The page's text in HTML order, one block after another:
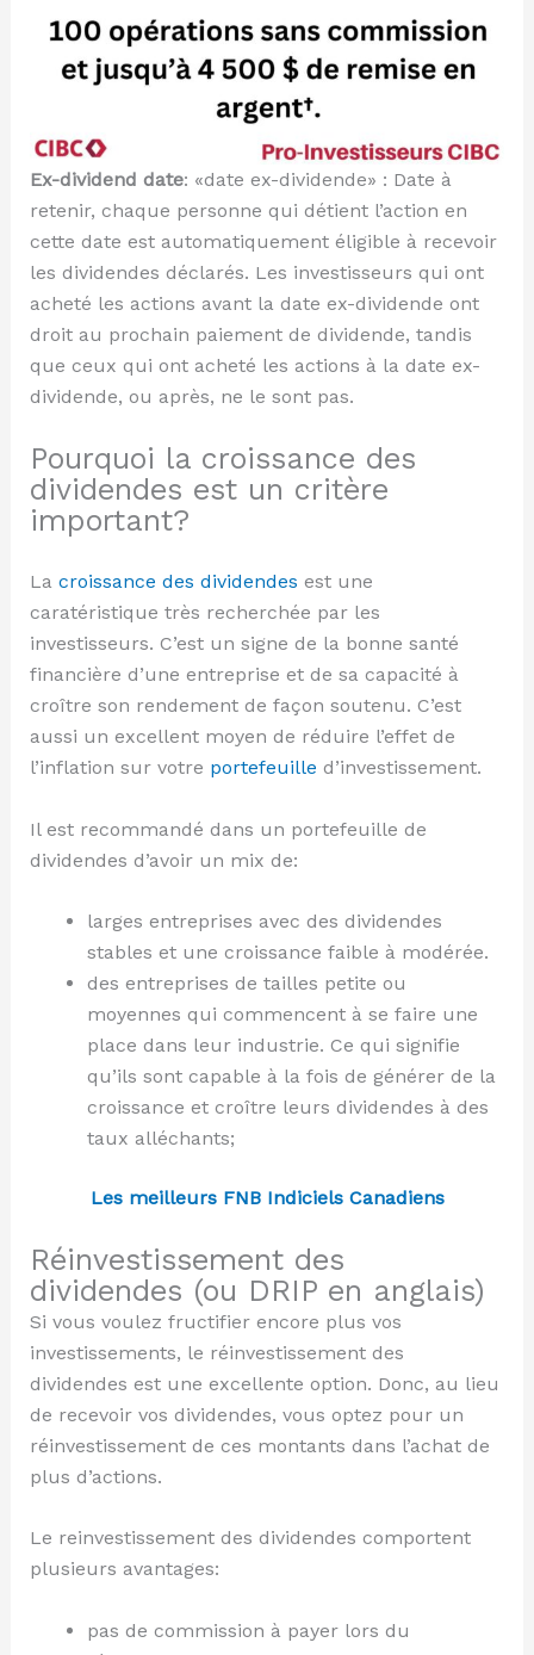
Ex-dividend date: «date ex-dividende» : Date à
retenir, chaque personne qui détient l’action en
cette date est automatiquement éligible à recevoir
les dividendes déclarés. Les investisseurs qui ont
acheté les actions avant la date ex-dividende ont
droit au prochain paiement de dividende, tandis
que ceux qui ont acheté les actions à la date ex-
dividende, ou après, ne le sont pas.
Pourquoi la croissance des
dividendes est un critère
important?
La croissance des dividendes est une
caratéristique très recherchée par les
investisseurs. C’est un signe de la bonne santé
financière d’une entreprise et de sa capacité à
croître son rendement de façon soutenu. C’est
aussi un excellent moyen de réduire l’effet de
l’inflation sur votre portefeuille d’investissement.
Il est recommandé dans un portefeuille de
dividendes d’avoir un mix de:
larges entreprises avec des dividendes
stables et une croissance faible à modérée.
des entreprises de tailles petite ou
moyennes qui commencent à se faire une
place dans leur industrie. Ce qui signifie
qu’ils sont capable à la fois de générer de la
croissance et croître leurs dividendes à des
taux alléchants;
Les meilleurs FNB Indiciels Canadiens
Réinvestissement des
dividendes (ou DRIP en anglais)
Si vous voulez fructifier encore plus vos
investissements, le réinvestissement des
dividendes est une excellente option. Donc, au lieu
de recevoir vos dividendes, vous optez pour un
réinvestissement de ces montants dans l’achat de
plus d’actions.
Le reinvestissement des dividendes comportent
plusieurs avantages:
pas de commission à payer lors du